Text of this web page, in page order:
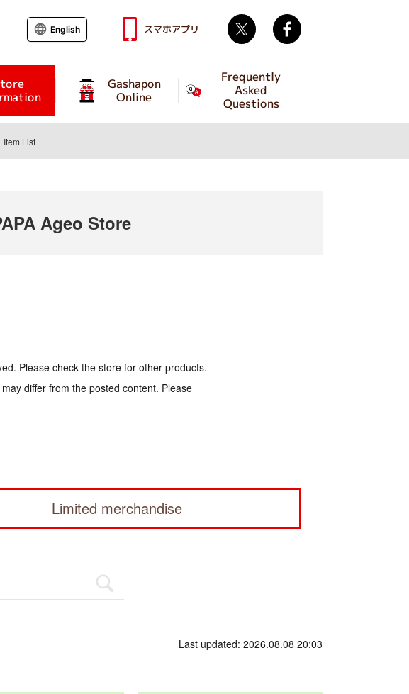
Gashapon
Online
Frequently
Asked
Questions
English スマホアプリ Twitter
Item List
Ageo Store
Please check the store for other products.
differ from the posted content. Please
Limited merchandise
Last updated: 2026.08.08 20:03